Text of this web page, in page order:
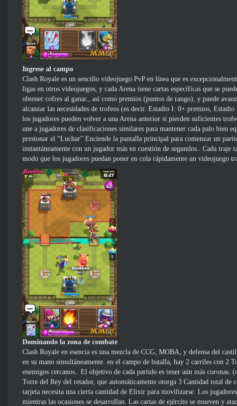
Ingrese al campo
Clash Royale es un sencillo videojuego PvP en línea que es
ligas en otros videojuegos, y cada Arena tiene cartas específicas que se
obtener cofres al ganar., así como premios (puntos de rango), y puede
alcanzar las necesidades de trofeos (es decir. Estadio I: 0+ premios,
los jugadores pueden volver a una Arena anterior si pierden suficientes
une a jugadores de clasificaciones similares para mantener cada palo bien
presionar el “Luchar” Enciende la pantalla principal para comenzar un
instantáneamente con un jugador más en cuestión de segundos.. Cada
modo que los jugadores puedan poner en cola rápidamente un videojuego
Dominando la zona de combate
Clash Royale en esencia es una mezcla de CCG, MOBA, y defensa del
en su mano simultáneamente. en el campo de batalla, hay 2 carriles con 2
enemigos cercanos.. El objetivo de cada partido es tener aún más
Torre del Rey del retador, que automáticamente otorga 3 Cantidad total de
tarjeta necesita una cierta cantidad de Elixir para movilizarse. Los
mientras las ocasiones se desarrollan. Las cartas de ejército se mueven y